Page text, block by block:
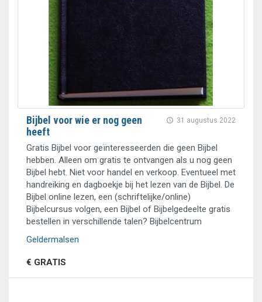
31 augustus 2022
Bijbel voor wie er nog geen
heeft
Gratis Bijbel voor geïnteresseerden die geen Bijbel
hebben. Alleen om gratis te ontvangen als u nog geen
Bijbel hebt. Niet voor handel en verkoop. Eventueel met
handreiking en dagboekje bij het lezen van de Bijbel. De
Bijbel online lezen, een (schriftelijke/online)
Bijbelcursus volgen, een Bijbel of Bijbelgedeelte gratis
bestellen in verschillende talen? Bijbelcentrum
Geldermalsen
€ GRATIS